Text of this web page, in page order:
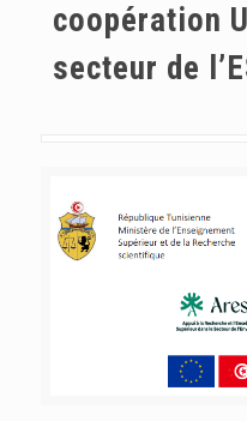
coopération
secteur de